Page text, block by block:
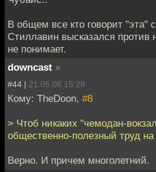
В общем все кто говорит "эта"
Стиллавин высказался против
не понимает.
downcast »
#44 | 21.05.08 15:28
Кому: TheDoon, #8
> Чтоб никаких "чемодан-
общественно-полезный труд
Верно. И причем многолетний.